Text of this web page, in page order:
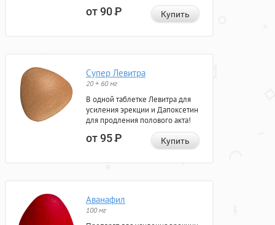
от 90Р Купить
Супер Левитра
20 + 60 мг
В одной таблетке Левитра для
усиления эрекции и Дапоксетин
для продления полового акта!
от 95Р Купить
Аванафил
100 мг